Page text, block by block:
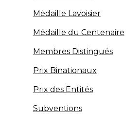
Médaille Lavoisier
Médaille du Centenaire
Membres Distingués
Prix Binationaux
Prix des Entités
Subventions